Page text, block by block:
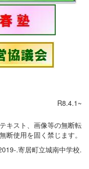
R8.4.1~
キスト、画像等の無断転
断使用を固く禁じます。
.寄居町立城南中学校.